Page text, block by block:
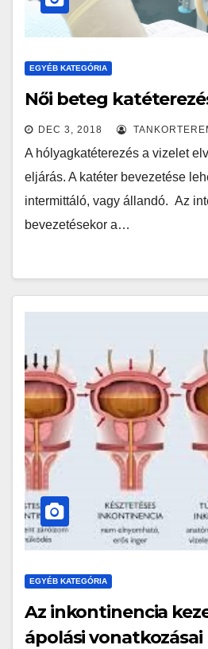
EGYÉB KATEGÓRIA
Női beteg
DEC 3, 2018
A hólyagkatéterezés a vizelet
eljárás. A katéter bevezetése
intermittáló, vagy állandó. Az
bevezetésekor a…
EGYÉB KATEGÓRIA
Az inkontinencia
ápolási vonatkozásai